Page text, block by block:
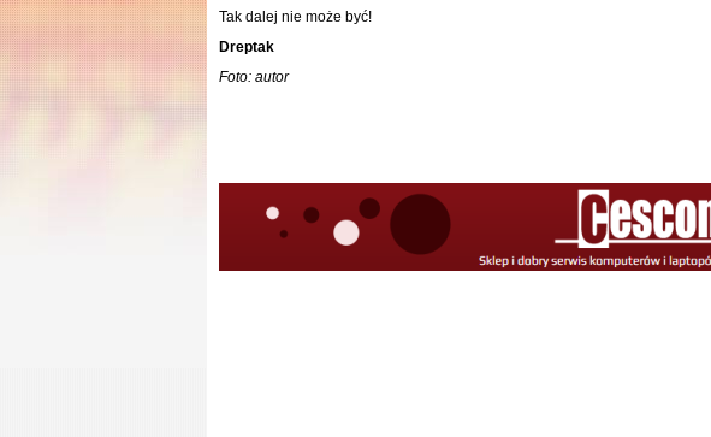
Tak dalej nie może być!
Dreptak
Foto: autor